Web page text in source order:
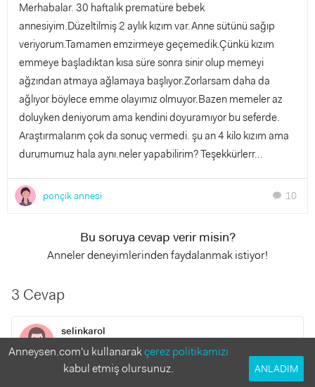
Merhabalar. 30 haftalık prematüre bebek
annesiyim.Düzeltilmiş 2 aylık kızım var.Anne sütünü sağıp
veriyorum.Tamamen emzirmeye geçemedik.Çünkü kızım
emmeye başladıktan kısa süre sonra sinir olup memeyi
ağzından atmaya ağlamaya başlıyor.Zorlarsam daha da
ağlıyor böylece emme olayımız olmuyor.Bazen memeler az
doluyken deniyorum ama kendini doyuramıyor bu seferde.
Araştırmalarım çok da sonuç vermedi. şu an 4 kilo kızım ama
durumumuz hala aynı.neler yapabilirim? Teşekkürlerr...
ponçik annesi chat 10
Bu soruya cevap verir misin?
Anneler deneyimlerinden faydalanmak istiyor!
3 Cevap
selinkarol
8 yıl önce
Anneysen.com'u kullanarakçerez politikamızı
kabul etmiş olursunuz.
ANLADIM